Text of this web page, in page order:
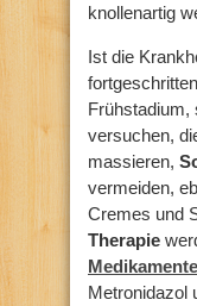
knollenartig
Ist die
Frühstadium,
versuchen,
massieren,
vermeiden,
Cremes und
Therapie
Medikamente
Metronidazol